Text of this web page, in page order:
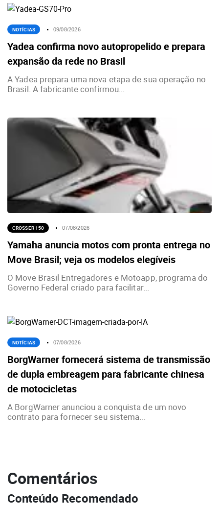
NOTÍCIAS 09/08/2026
Yadea confirma novo autopropelido e prepara
expansão da rede no Brasil
A Yadea prepara uma nova etapa de sua operação no
Brasil. A fabricante confirmou...
CROSSER 150 07/08/2026
Yamaha anuncia motos com pronta entrega no
Move Brasil; veja os modelos elegíveis
O Move Brasil Entregadores e Motoapp, programa do
Governo Federal criado para facilitar...
NOTÍCIAS 07/08/2026
BorgWarner fornecerá sistema de transmissão
de dupla embreagem para fabricante chinesa
de motocicletas
A BorgWarner anunciou a conquista de um novo
contrato para fornecer seu sistema...
Comentários
Conteúdo Recomendado